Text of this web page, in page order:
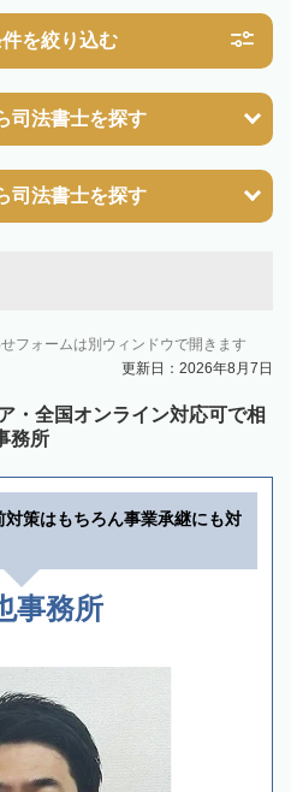
を絞り込む
司法書士を探す
司法書士を探す
フォームは別ウィンドウで開きます
更新日：2026年8月7日
・全国オンライン対応可で相
務所
対策はもちろん事業承継にも対
事務所